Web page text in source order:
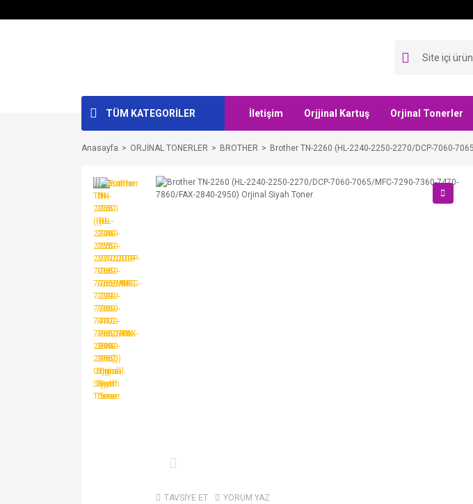
TÜM KATEGORİLER İletişim Orjjinal Kartuş Orjinal Tonerler
Anasayfa ORJİNAL TONERLER BROTHER Brother TN-2260 (HL-2240-2250-2270/DCP-7060-
TAVSİYE ET YORUM YAZ